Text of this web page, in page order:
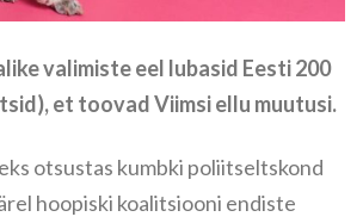
valimiste eel lubasid Eesti 200
et toovad Viimsi ellu muutusi.
otsustas kumbki poliitseltskond
hoopiski koalitsiooni endiste